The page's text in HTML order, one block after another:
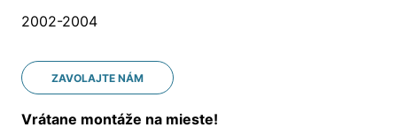
2002-2004
ZAVOLAJTE NÁM
Vrátane montáže na mieste!